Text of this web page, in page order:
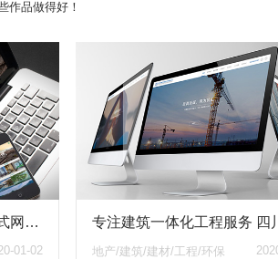
作品做得好！
01-02 地产/建筑/建材/工程/环保